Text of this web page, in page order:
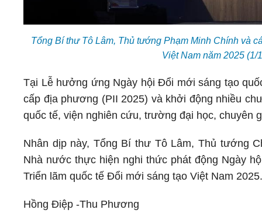
Tổng Bí thư Tô Lâm, Thủ tướng Phạm Minh Chính và
Việt Nam năm 2025 (1/
Tại Lễ hưởng ứng Ngày hội Đổi mới sáng tạo
cấp địa phương (PII 2025) và khởi động nhiều
quốc tế, viện nghiên cứu, trường đại học, chuyên
Nhân dịp này, Tổng Bí thư Tô Lâm, Thủ tướng
Nhà nước thực hiện nghi thức phát động Ngày
Triển lãm quốc tế Đổi mới sáng tạo Việt Nam
Hồng Điệp -Thu Phương